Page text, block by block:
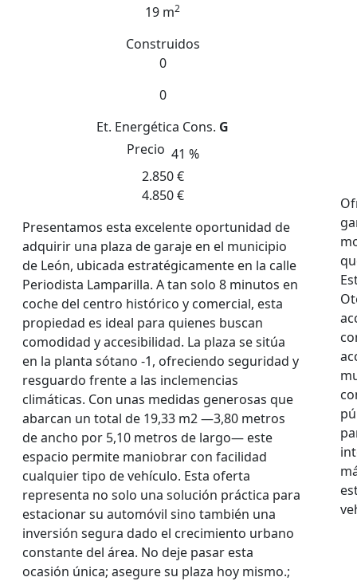
19 m2
Construidos
0
0
Et. Energética Cons. G
Precio 41 %
2.850 €
4.850 €
Presentamos esta excelente oportunidad de
adquirir una plaza de garaje en el municipio
de León, ubicada estratégicamente en la calle
Periodista Lamparilla. A tan solo 8 minutos en
coche del centro histórico y comercial, esta
propiedad es ideal para quienes buscan
comodidad y accesibilidad. La plaza se sitúa
en la planta sótano -1, ofreciendo seguridad y
resguardo frente a las inclemencias
climáticas. Con unas medidas generosas que
abarcan un total de 19,33 m2 —3,80 metros
de ancho por 5,10 metros de largo— este
espacio permite maniobrar con facilidad
cualquier tipo de vehículo. Esta oferta
representa no solo una solución práctica para
estacionar su automóvil sino también una
inversión segura dado el crecimiento urbano
constante del área. No deje pasar esta
ocasión única; asegure su plaza hoy mismo.;